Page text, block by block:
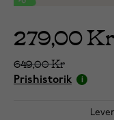
279,00 Kr
649,00 Kr
Prishistorik